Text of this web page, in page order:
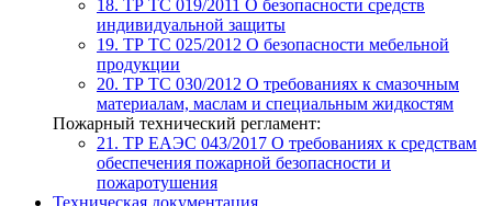
18. ТР ТС 019/2011 О безопасности средств
индивидуальной защиты
19. ТР ТС 025/2012 О безопасности мебельной
продукции
20. ТР ТС 030/2012 О требованиях к смазочным
материалам, маслам и специальным жидкостям
Пожарный технический регламент:
21. ТР ЕАЭС 043/2017 О требованиях к средствам
обеспечения пожарной безопасности и
пожаротушения
Техническая документация